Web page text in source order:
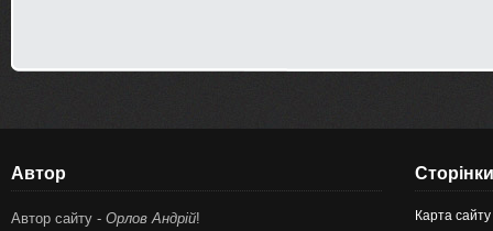
Автор
Автор сайту - Орлов Андрій!
Сторінки
Карта сайту